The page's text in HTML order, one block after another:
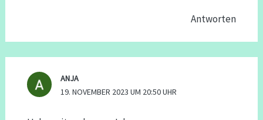
Antworten
ANJA
19. NOVEMBER 2023 UM 20:50 UHR